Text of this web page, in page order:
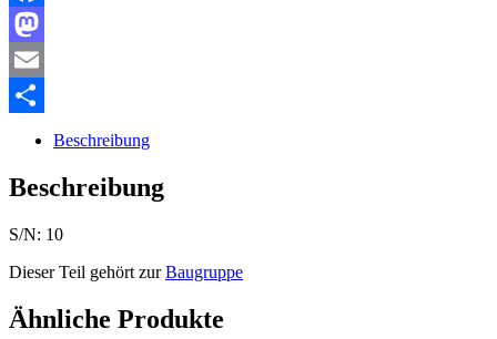
Facebook
Mastodon
Email
Beschreibung
Beschreibung
S/N: 10
Dieser Teil gehört zurBaugruppe
Ähnliche Produkte